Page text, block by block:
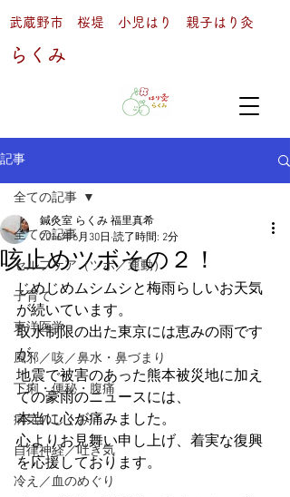
武蔵野市 桜堤 小児はり 親子はり灸
らくみ
記事
全ての記事
セルフケア（ツボ／運動）
子育て
東洋医学
風邪／咳／鼻水・鼻づまり
下痢・便秘・腹痛
病気のしくみ
自律神経／吐き気
冷え／血のめぐり
全ての記事
咳止めツボその２！
鍼灸室 らくみ 福里真希
2016年6月30日 読了時間: 2分
じめじめムシムシと梅雨らしいお天気
が続いています。
取水制限の出た東京には恵みの雨です
が、
地震で被害のあった熊本被災地に加え
ての豪雨のニュースには、
本当に心が痛みました。
心よりお見舞い申し上げ、着実な復興
を応援しております。